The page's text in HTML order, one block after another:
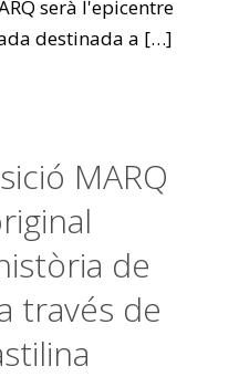
serà l'epicentre
destinada a […]
MARQ
de
través de